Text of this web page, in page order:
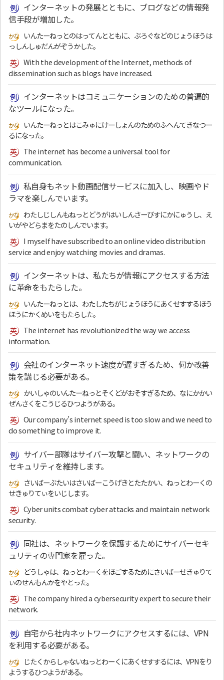
インターネットの発展とともに、ブログなどの情報発
信手段が増加した。
いんたーねっとのはってんとともに、ぶろぐなどのじょうほうは
っしんしゅだんがぞうかした。
With the development of the Internet, methods of
dissemination such as blogs have increased.
インターネットはコミュニケーションのための普遍的
なツールになった。
いんたーねっとはこみゅにけーしょんのためのふへんてきなつー
るになった。
The internet has become a universal tool for
communication.
私自身もネット動画配信サービスに加入し、映画やド
ラマを楽しんでいます。
わたしじしんもねっとどうがはいしんさーびすにかにゅうし、え
いがやどらまをたのしんでいます。
I myself have subscribed to an online video distribution
service and enjoy watching movies and dramas.
インターネットは、私たちが情報にアクセスする方法
に革命をもたらした。
いんたーねっとは、わたしたちがじょうほうにあくせすするほう
ほうにかくめいをもたらした。
The internet has revolutionized the way we access
information.
会社のインターネット速度が遅すぎるため、何か改善
策を講じる必要がある。
かいしゃのいんたーねっとそくどがおそすぎるため、なにかかい
ぜんさくをこうじるひつようがある。
Our company’s internet speed is too slow and we need to
do something to improve it.
サイバー部隊はサイバー攻撃と闘い、ネットワークの
セキュリティを維持します。
さいばーぶたいはさいばーこうげきとたたかい、ねっとわーくの
せきゅりてぃをいじします。
Cyber units combat cyber attacks and maintain network
security.
同社は、ネットワークを保護するためにサイバーセキ
ュリティの専門家を雇った。
どうしゃは、ねっとわーくをほごするためにさいばーせきゅりて
ぃのせんもんかをやとった。
The company hired a cybersecurity expert to secure their
network.
自宅から社内ネットワークにアクセスするには、VPN
を利用する必要がある。
じたくからしゃないねっとわーくにあくせすするには、VPNをり
ようするひつようがある。